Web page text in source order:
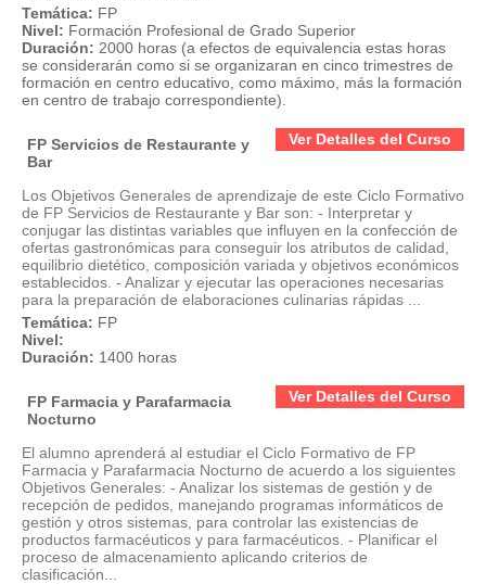
Temática: FP
Nivel: Formación Profesional de Grado Superior
Duración: 2000 horas (a efectos de equivalencia estas horas
se considerarán como si se organizaran en cinco trimestres de
formación en centro educativo, como máximo, más la formación
en centro de trabajo correspondiente).
Ver Detalles del Curso
FP Servicios de Restaurante y
Bar
Los Objetivos Generales de aprendizaje de este Ciclo Formativo
de FP Servicios de Restaurante y Bar son: - Interpretar y
conjugar las distintas variables que influyen en la confección de
ofertas gastronómicas para conseguir los atributos de calidad,
equilibrio dietético, composición variada y objetivos económicos
establecidos. - Analizar y ejecutar las operaciones necesarias
para la preparación de elaboraciones culinarias rápidas ...
Temática: FP
Nivel:
Duración: 1400 horas
Ver Detalles del Curso
FP Farmacia y Parafarmacia
Nocturno
El alumno aprenderá al estudiar el Ciclo Formativo de FP
Farmacia y Parafarmacia Nocturno de acuerdo a los siguientes
Objetivos Generales: - Analizar los sistemas de gestión y de
recepción de pedidos, manejando programas informáticos de
gestión y otros sistemas, para controlar las existencias de
productos farmacéuticos y para farmacéuticos. - Planificar el
proceso de almacenamiento aplicando criterios de
clasificación...